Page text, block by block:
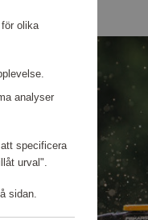
olika
analyser
specificera
urval".
sidan.